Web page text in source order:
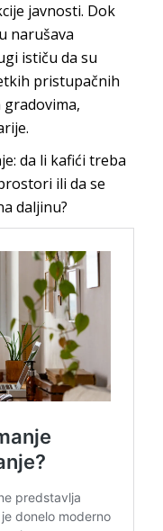
javnosti. Dok
narušava
ističu da su
pristupačnih
da li kafići treba
ili da se
daljinu?